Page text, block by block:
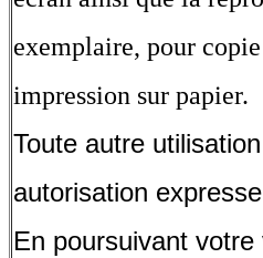
exemplaire, pour
impression sur papier.
Toute autre
autorisation
En poursuivant